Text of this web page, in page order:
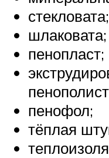
стекловата;
шлаковата;
пенопласт;
пенофол;
тёплая